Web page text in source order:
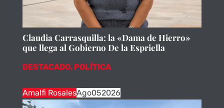
Claudia Carrasquilla: la «Dama de Hierro»
que llega al Gobierno De la Espriella
DESTACADO, POLÍTICA
Amalfi RosalesAgo052026